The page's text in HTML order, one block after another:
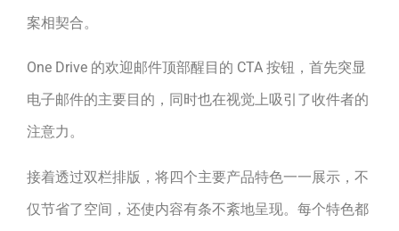
案相契合。
One Drive 的欢迎邮件顶部醒目的 CTA 按钮，首先突显
电子邮件的主要目的，同时也在视觉上吸引了收件者的
注意力。
接着透过双栏排版，将四个主要产品特色一一展示，不
仅节省了空间，还使内容有条不紊地呈现。每个特色都